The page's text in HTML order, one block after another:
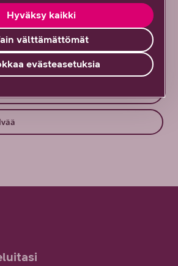
välttämättömät
Hyväksy kaikki
evästeasetuksia